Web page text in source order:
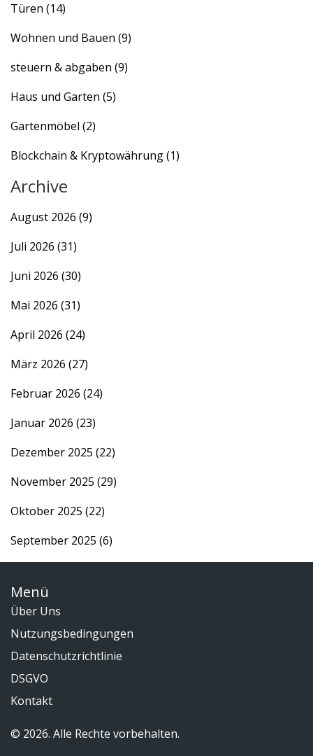
Türen (14)
Wohnen und Bauen (9)
steuern & abgaben (9)
Haus und Garten (5)
Gartenmöbel (2)
Blockchain & Kryptowährung(1)
Archive
August 2026 (9)
Juli 2026 (31)
Juni 2026 (30)
Mai 2026 (31)
April 2026 (24)
März 2026 (27)
Februar 2026 (24)
Januar 2026 (23)
Dezember 2025 (22)
November 2025 (29)
Oktober 2025 (22)
September 2025 (6)
Menü
Über Uns
Nutzungsbedingungen
Datenschutzrichtlinie
DSGVO
Kontakt
© 2026. Alle Rechte vorbehalten.